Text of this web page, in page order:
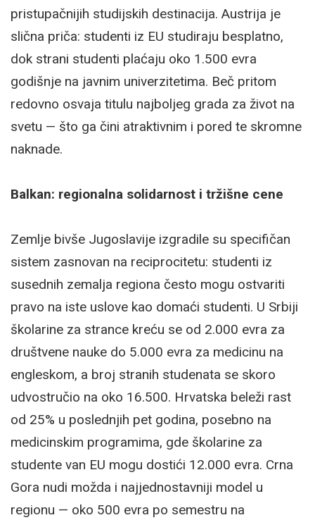
pristupačnijih studijskih destinacija. Austrija je
slična priča: studenti iz EU studiraju besplatno,
dok strani studenti plaćaju oko 1.500 evra
godišnje na javnim univerzitetima. Beč pritom
redovno osvaja titulu najboljeg grada za život na
svetu — što ga čini atraktivnim i pored te skromne
naknade.
Balkan: regionalna solidarnost i tržišne cene
Zemlje bivše Jugoslavije izgradile su specifičan
sistem zasnovan na reciprocitetu: studenti iz
susednih zemalja regiona često mogu ostvariti
pravo na iste uslove kao domaći studenti. U Srbiji
školarine za strance kreću se od 2.000 evra za
društvene nauke do 5.000 evra za medicinu na
engleskom, a broj stranih studenata se skoro
udvostručio na oko 16.500. Hrvatska beleži rast
od 25% u poslednjih pet godina, posebno na
medicinskim programima, gde školarine za
studente van EU mogu dostići 12.000 evra. Crna
Gora nudi možda i najjednostavniji model u
regionu — oko 500 evra po semestru na